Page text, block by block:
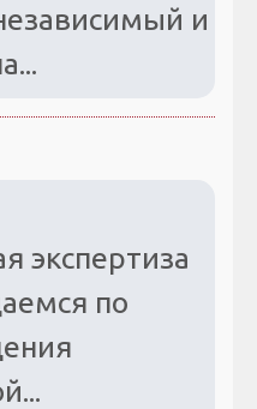
и
экспертиза
по